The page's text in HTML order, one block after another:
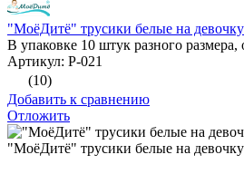
"МоёДитё" трусики белые на
В упаковке 10 штук разного размера,
Артикул: Р-021
(10)
Добавить к сравнению
Отложить
"МоёДитё" трусики белые на